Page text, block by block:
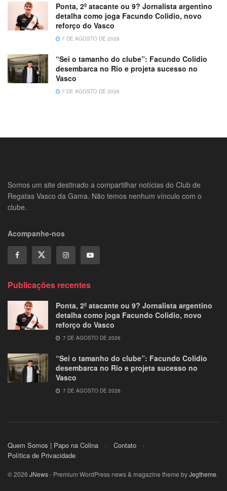
Ponta, 2º atacante ou 9? Jornalista argentino
detalha como joga Facundo Colidio, novo
reforço do Vasco
7 DE AGOSTO DE 2026
“Sei o tamanho do clube”: Facundo Colidio
desembarca no Rio e projeta sucesso no
Vasco
7 DE AGOSTO DE 2026
Somos um site destinado a compartilhar notícias do Club de
Regatas Vasco da Gama. Não temos nenhum vínculo com o
clube.
Acompanhe-nos
Publicações recentes
Ponta, 2º atacante ou 9? Jornalista argentino
detalha como joga Facundo Colidio, novo
reforço do Vasco
7 DE AGOSTO DE 2026
“Sei o tamanho do clube”: Facundo Colidio
desembarca no Rio e projeta sucesso no
Vasco
7 DE AGOSTO DE 2026
Quem Somos | Papo na Colina
Contato
Política de Privacidade
© 2026 JNews- Premium WordPress news & magazine theme byJegtheme.